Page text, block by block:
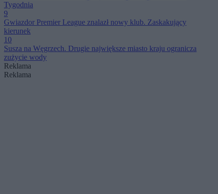
Tygodnia
9
Gwiazdor Premier League znalazł nowy klub. Zaskakujący
kierunek
10
Susza na Węgrzech. Drugie największe miasto kraju ogranicza
zużycie wody
Reklama
Reklama